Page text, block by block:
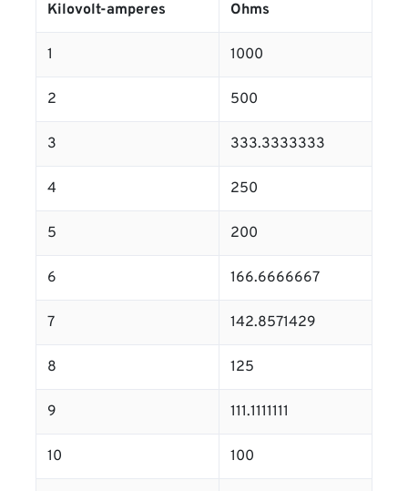
Kilovolt-amperes Ohms
1 1000
2 500
3 333.3333333
4 250
5 200
6 166.6666667
7 142.8571429
8 125
9 111.1111111
10 100